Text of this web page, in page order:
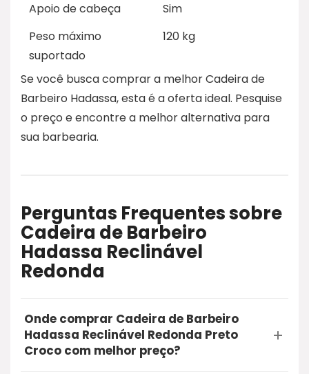
Apoio de cabeça
Sim
Peso máximo
suportado
120 kg
Se você busca comprar a melhor Cadeira de
Barbeiro Hadassa, esta é a oferta ideal. Pesquise
o preço e encontre a melhor alternativa para
sua barbearia.
Perguntas Frequentes sobre
Cadeira de Barbeiro
Hadassa Reclinável
Redonda
Onde comprar Cadeira de Barbeiro
Hadassa Reclinável Redonda Preto
Croco com melhor preço?